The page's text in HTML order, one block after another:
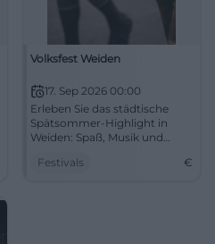
Volksfest Weiden
17. Sep 2026 00:00
Erleben Sie das städtische
Spätsommer-Highlight in
Weiden: Spaß, Musik und
vom 17.-21. September 2026.
Festivals €